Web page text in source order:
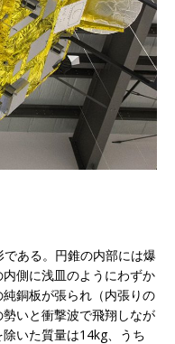
ある。円錐の内部には爆
側に浅皿のようにわずか
銅板が張られ（内張りの
いと衝撃波で飛翔しなが
いた質量は14kg、うち